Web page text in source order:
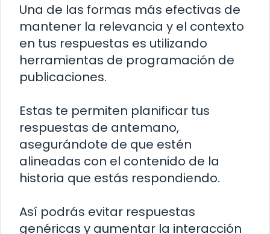
Una de las formas más efectivas de
mantener la relevancia y el contexto
en tus respuestas es utilizando
herramientas de programación de
publicaciones.
Estas te permiten planificar tus
respuestas de antemano,
asegurándote de que estén
alineadas con el contenido de la
historia que estás respondiendo.
Así podrás evitar respuestas
genéricas y aumentar la interacción